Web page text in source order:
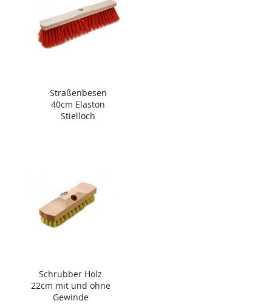
Straßenbesen
40cm Elaston
Stielloch
Schrubber Holz
22cm mit und ohne
Gewinde